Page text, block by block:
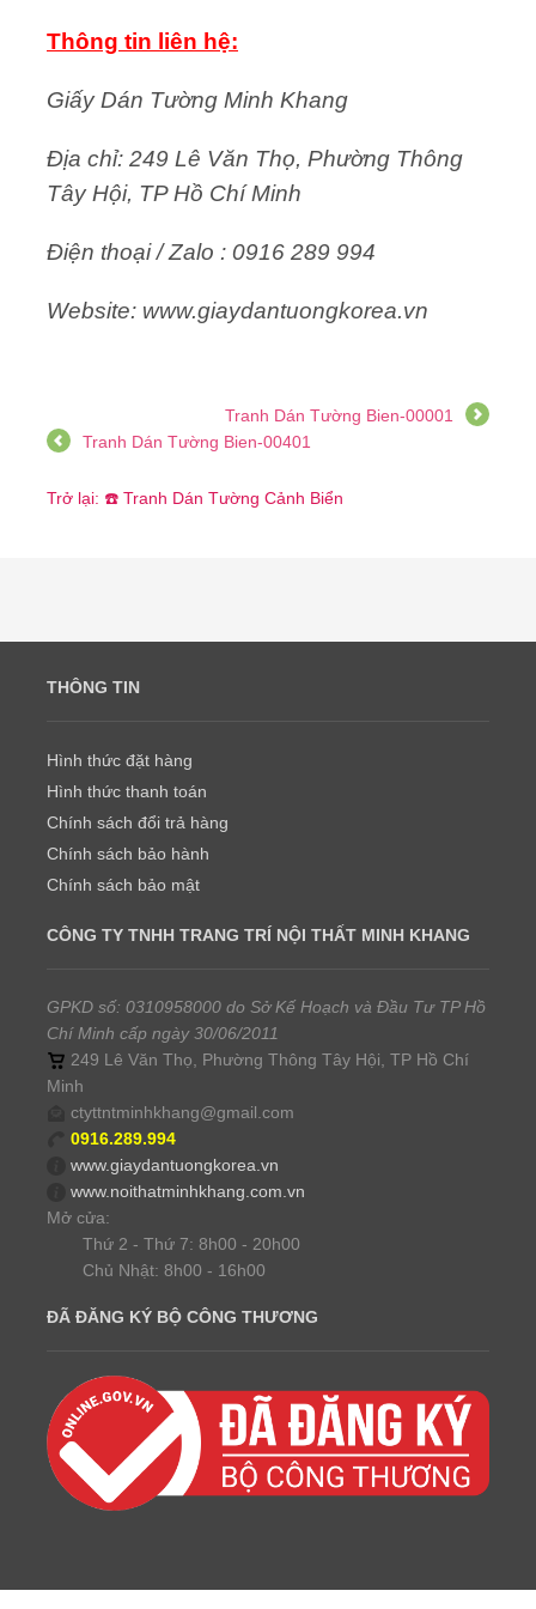
Thông tin liên hệ:
Giấy Dán Tường Minh Khang
Địa chỉ: 249 Lê Văn Thọ, Phường Thông
Tây Hội, TP Hồ Chí Minh
Điện thoại / Zalo : 0916 289 994
Website: www.giaydantuongkorea.vn
Tranh Dán Tường Bien-00001
Tranh Dán Tường Bien-00401
Trở lại: ☎️ Tranh Dán Tường Cảnh Biển
THÔNG TIN
Hình thức đặt hàng
Hình thức thanh toán
Chính sách đổi trả hàng
Chính sách bảo hành
Chính sách bảo mật
CÔNG TY TNHH TRANG TRÍ NỘI THẤT MINH KHANG
GPKD số: 0310958000 do Sở Kế Hoạch và Đầu Tư TP Hồ
Chí Minh cấp ngày 30/06/2011
249 Lê Văn Thọ, Phường Thông Tây Hội, TP Hồ Chí
Minh
ctyttntminhkhang@gmail.com
0916.289.994
www.giaydantuongkorea.vn
www.noithatminhkhang.com.vn
Mở cửa:
Thứ 2 - Thứ 7: 8h00 - 20h00
Chủ Nhật: 8h00 - 16h00
ĐÃ ĐĂNG KÝ BỘ CÔNG THƯƠNG